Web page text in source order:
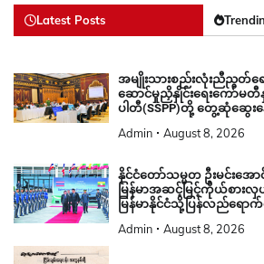
Latest Posts
အမျိုးသားစည်းလုံးညီညွတ်ရေးနှ
ဆောင်မှုညှိနှိုင်းရေးကော်မတီ
ပါတီ(SSPP)တို့ တွေ့ဆုံဆွေးနွ
Admin August 8, 2026
နိုင်ငံတော်သမ္မတ ဦးမင်းအ
မြန်မာအဆင့်မြင့်ကိုယ်စား
မြန်မာနိုင်ငံသို့ပြန်လည်ရော
Admin August 8, 2026